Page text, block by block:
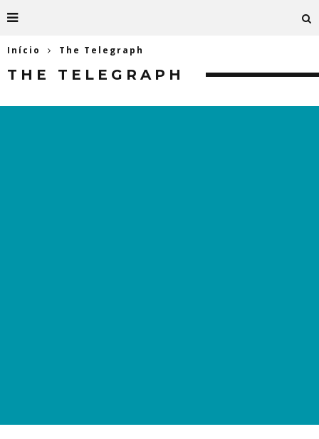
Início The Telegraph
THE TELEGRAPH